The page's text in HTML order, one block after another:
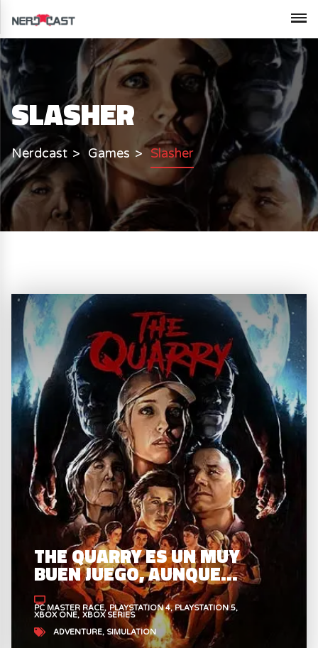
SLASHER
Nerdcast Games Slasher
THE QUARRY ES UN MUY
BUEN JUEGO, AUNQUE…
PC MASTER RACE PLAYSTATION 4 PLAYSTATION 5
XBOX ONE XBOX SERIES
ADVENTURE SIMULATION